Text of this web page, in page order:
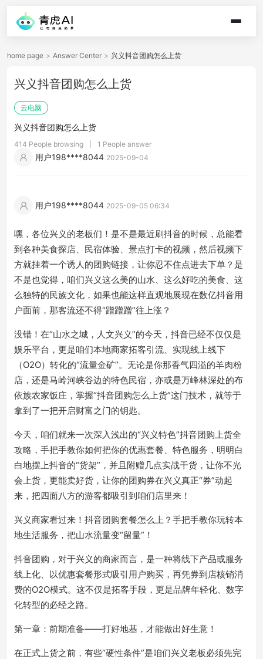
home page > Answer Center > 兴义抖音团购怎么上货
兴义抖音团购怎么上货
云电脑
兴义抖音团购怎么上货
414 People browsing 1 People answer
用户198****8044 2025-09-04
用户198****8044 2025-09-05 06:34
嘿，各位兴义的老板们！是不是最近刷抖音的时候，总能看
到各种美食探店、民宿体验、景点打卡的视频，然后视频下
方就挂着一个诱人的团购链接，让你忍不住点进去下单？是
不是也觉得，咱们兴义这么美的山水、这么好吃的美食、这
么独特的民族文化，如果也能这样直观地展现在数亿抖音用
户面前，那客流还不得“蹭蹭蹭”往上涨？
没错！在“山水之城，人文兴义”的今天，抖音已经不仅仅是
娱乐平台，更是咱们本地商家拓客引流、实现线上线下
（O2O）转化的“流量金矿”。无论是你那香气四溢的羊肉粉
店，还是马岭河峡谷边的特色民宿，亦或是万峰林深处的布
依族农家饭庄，掌握“抖音团购怎么上货”这门技术，就等于
拿到了一把开启财富之门的钥匙。
今天，咱们就来一次深入浅出的“兴义特色”抖音团购上货全
攻略，手把手教你如何把你的优惠套餐、特色服务，明明白
白地摆上抖音的“货架”，并且附赠几点实战干货，让你不光
会上货，更能卖好货，让你的团购券在兴义真正“券”动起
来，把四面八方的游客都吸引到咱们店里来！
兴义商家看过来！抖音团购套餐怎么上？手把手教你玩转本
地生活服务，把山水流量变“留量”！
抖音团购，对于兴义的商家而言，是一种将线下产品或服务
线上化、以优惠套餐形式吸引用户购买，再凭券到店核销消
费的O2O模式。这不仅是拓客手段，更是品牌年轻化、数字
化转型的必经之路。
第一章：前期准备——打好地基，才能做出好生意！
在正式上货之前，有些“硬性条件”是咱们兴义老板必须先完